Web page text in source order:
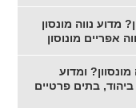
מדוע נווה מונסון
אפריים מונוסון
ומדוע
בתים פרטיים